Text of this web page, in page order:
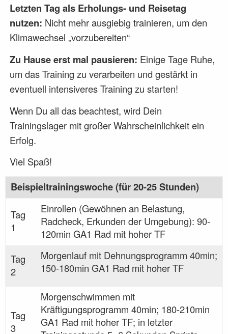
Letzten Tag als Erholungs- und Reisetag
nutzen: Nicht mehr ausgiebig trainieren, um den
Klimawechsel „vorzubereiten“
Zu Hause erst mal pausieren: Einige Tage Ruhe,
um das Training zu verarbeiten und gestärkt in
eventuell intensiveres Training zu starten!
Wenn Du all das beachtest, wird Dein
Trainingslager mit großer Wahrscheinlichkeit ein
Erfolg.
Viel Spaß!
Beispieltrainingswoche (für 20-25 Stunden)
Tag
1
Einrollen (Gewöhnen an Belastung,
Radcheck, Erkunden der Umgebung): 90-
120min GA1 Rad mit hoher TF
Tag
2
Morgenlauf mit Dehnungsprogramm 40min;
150-180min GA1 Rad mit hoher TF
Tag
3
Morgenschwimmen mit
Kräftigungsprogramm 40min; 180-210min
GA1 Rad mit hoher TF; in letzter